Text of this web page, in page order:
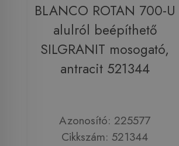
BLANCO ROTAN 700-U
alulról beépíthető
SILGRANIT mosogató,
antracit 521344
Azonosító: 225577
Cikkszám: 521344